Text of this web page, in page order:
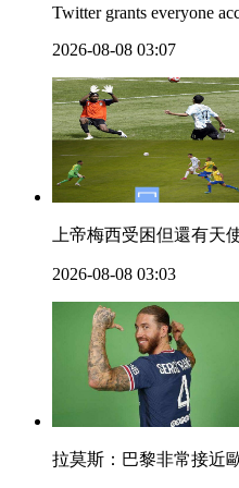
Twitter grants everyone
2026-08-08 03:07
上帝梅西受困但還有天
2026-08-08 03:03
拉莫斯：巴黎非常